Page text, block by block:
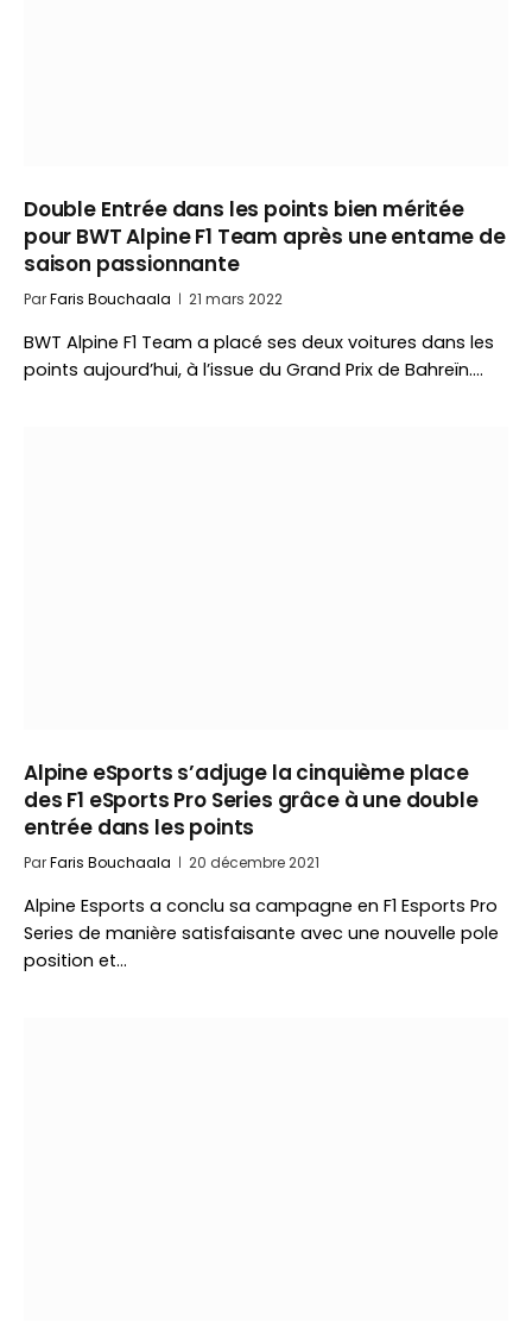
Double Entrée dans les points bien méritée
pour BWT Alpine F1 Team après une entame de
saison passionnante
ParFaris Bouchaala 21 mars 2022
BWT Alpine F1 Team a placé ses deux voitures dans les
points aujourd’hui, à l’issue du Grand Prix de Bahreïn.…
Alpine eSports s’adjuge la cinquième place
des F1 eSports Pro Series grâce à une double
entrée dans les points
ParFaris Bouchaala 20 décembre 2021
Alpine Esports a conclu sa campagne en F1 Esports Pro
Series de manière satisfaisante avec une nouvelle pole
position et…